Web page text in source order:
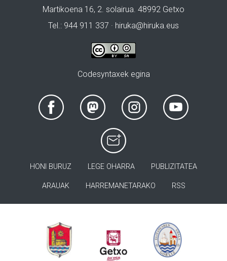
Martikoena 16, 2. solairua. 48992 Getxo
Tel.: 944 911 337 · hiruka@hiruka.eus
Codesyntaxek egina
HONI BURUZ LEGE OHARRA PUBLIZITATEA
ARAUAK HARREMANETARAKO RSS